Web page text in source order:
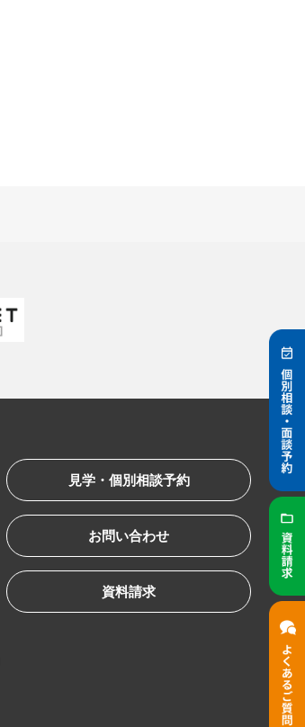
見学・個別相談予約
お問い合わせ
資料請求